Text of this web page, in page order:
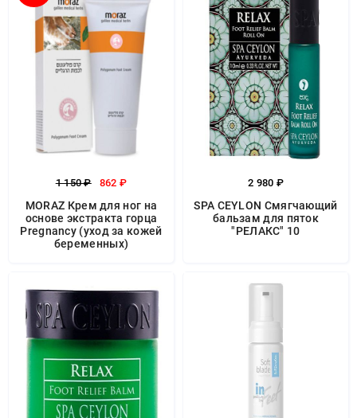
1 150 ₽ 862 ₽
MORAZ Крем для ног на
основе экстракта горца
Pregnancy (уход за кожей
беременных)
2 980 ₽
SPA CEYLON Смягчающий
бальзам для пяток
"РЕЛАКС" 10